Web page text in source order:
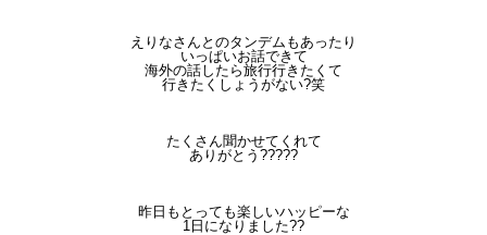
えりなさんとのタンデムもあったり
いっぱいお話できて
海外の話したら旅行行きたくて
行きたくしょうがない?笑
たくさん聞かせてくれて
ありがとう?????
昨日もとっても楽しいハッピーな
1日になりました??